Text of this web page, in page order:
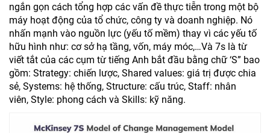
ngắn gọn cách tổng hợp các vấn đề thực tiễn trong một bộ
máy hoạt động của tổ chức, công ty và doanh nghiệp. Nó
nhấn mạnh vào nguồn lực (yếu tố mềm) thay vì các yếu tố
hữu hình như: cơ sở hạ tầng, vốn, máy móc,…Và 7s là từ
viết tắt của các cụm từ tiếng Anh bắt đầu bằng chữ ‘S” bao
gồm: Strategy: chiến lược, Shared values: giá trị được chia
sẻ, Systems: hệ thống, Structure: cấu trúc, Staff: nhân
viên, Style: phong cách và Skills: kỹ năng.